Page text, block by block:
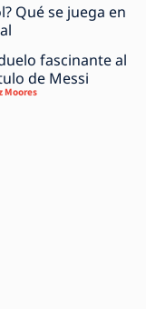
Qué se juega en
fascinante al
de Messi
Moores